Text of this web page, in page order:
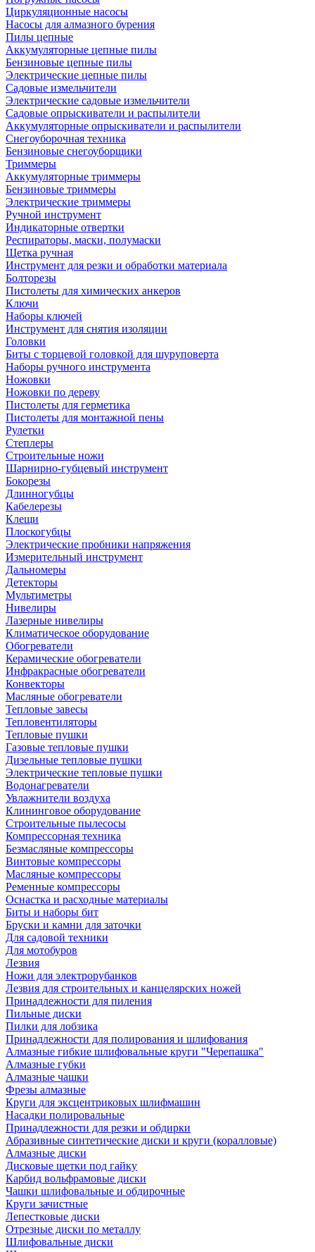
Циркуляционные насосы
Насосы для алмазного бурения
Пилы цепные
Аккумуляторные цепные пилы
Бензиновые цепные пилы
Электрические цепные пилы
Садовые измельчители
Электрические садовые измельчители
Садовые опрыскиватели и распылители
Аккумуляторные опрыскиватели и распылители
Снегоуборочная техника
Бензиновые снегоуборщики
Триммеры
Аккумуляторные триммеры
Бензиновые триммеры
Электрические триммеры
Ручной инструмент
Индикаторные отвертки
Респираторы, маски, полумаски
Щетка ручная
Инструмент для резки и обработки материала
Болторезы
Пистолеты для химических анкеров
Ключи
Наборы ключей
Инструмент для снятия изоляции
Головки
Биты с торцевой головкой для шуруповерта
Наборы ручного инструмента
Ножовки
Ножовки по дереву
Пистолеты для герметика
Пистолеты для монтажной пены
Рулетки
Степлеры
Строительные ножи
Шарнирно-губцевый инструмент
Бокорезы
Длинногубцы
Кабелерезы
Клещи
Плоскогубцы
Электрические пробники напряжения
Измерительный инструмент
Дальномеры
Детекторы
Мультиметры
Нивелиры
Лазерные нивелиры
Климатическое оборудование
Обогреватели
Керамические обогреватели
Инфракрасные обогреватели
Конвекторы
Масляные обогреватели
Тепловые завесы
Тепловентиляторы
Тепловые пушки
Газовые тепловые пушки
Дизельные тепловые пушки
Электрические тепловые пушки
Водонагреватели
Увлажнители воздуха
Клининговое оборудование
Строительные пылесосы
Компрессорная техника
Безмасляные компрессоры
Винтовые компрессоры
Масляные компрессоры
Ременные компрессоры
Оснастка и расходные материалы
Биты и наборы бит
Бруски и камни для заточки
Для садовой техники
Для мотобуров
Лезвия
Ножи для электрорубанков
Лезвия для строительных и канцелярских ножей
Принадлежности для пиления
Пильные диски
Пилки для лобзика
Принадлежности для полирования и шлифования
Алмазные гибкие шлифовальные круги "Черепашка"
Алмазные губки
Алмазные чашки
Фрезы алмазные
Круги для эксцентриковых шлифмашин
Насадки полировальные
Принадлежности для резки и обдирки
Абразивные синтетические диски и круги (коралловые)
Алмазные диски
Дисковые щетки под гайку
Карбид вольфрамовые диски
Чашки шлифовальные и обдирочные
Круги зачистные
Лепестковые диски
Отрезные диски по металлу
Шлифовальные диски